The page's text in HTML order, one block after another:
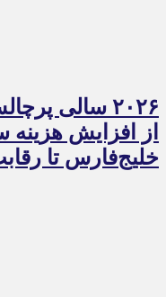
۲۰۲۶ سالی
از افزایش
خلیج‌فارس تا